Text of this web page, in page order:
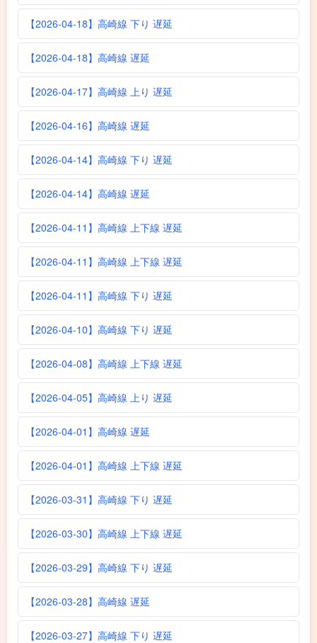
【2026-04-18】高崎線 下り 遅延
【2026-04-18】高崎線 遅延
【2026-04-17】高崎線 上り 遅延
【2026-04-16】高崎線 遅延
【2026-04-14】高崎線 下り 遅延
【2026-04-14】高崎線 遅延
【2026-04-11】高崎線 上下線 遅延
【2026-04-11】高崎線 上下線 遅延
【2026-04-11】高崎線 下り 遅延
【2026-04-10】高崎線 下り 遅延
【2026-04-08】高崎線 上下線 遅延
【2026-04-05】高崎線 上り 遅延
【2026-04-01】高崎線 遅延
【2026-04-01】高崎線 上下線 遅延
【2026-03-31】高崎線 下り 遅延
【2026-03-30】高崎線 上下線 遅延
【2026-03-29】高崎線 下り 遅延
【2026-03-28】高崎線 遅延
【2026-03-27】高崎線 下り 遅延